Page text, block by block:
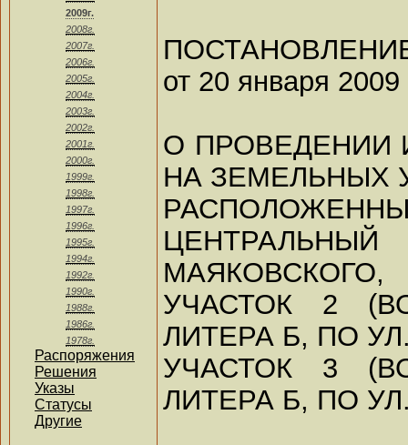
2009г.
2008г.
2007г.
2006г.
2005г.
2004г.
2003г.
2002г.
2001г.
2000г.
1999г.
1998г.
1997г.
1996г.
1995г.
1994г.
1992г.
1990г.
1988г.
1986г.
1978г.
Распоряжения
Решения
Указы
Статусы
Другие
от 20 января 2009
О ПРОВЕДЕНИИ
НА ЗЕМЕЛЬНЫХ
МАЯКОВСКОГО,
УЧАСТОК 2
ЛИТЕРА Б, ПО
УЧАСТОК 3
ЛИТЕРА Б, ПО